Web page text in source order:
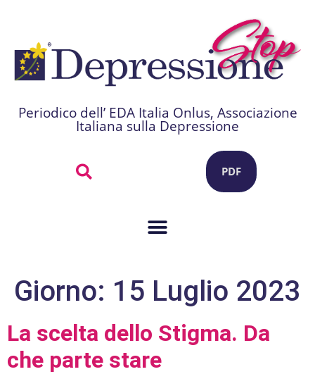
Periodico dell’ EDA Italia Onlus, Associazione
Italiana sulla Depressione
PDF
Giorno: 15 Luglio 2023
La scelta dello Stigma. Da
che parte stare